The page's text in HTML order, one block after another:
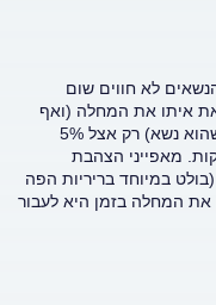
ביטןי מגוונות, אולם כ-95% מהנשאים לא חווים שום
איתו את המחלה (ואף
להדביק אחרים לאורך שנים בלי לדעת כלל שהוא נשא) רק אצל 5%
מאפייני הצהבת
במיוחד בריריות הפה
את המחלה בזמן היא לעבור